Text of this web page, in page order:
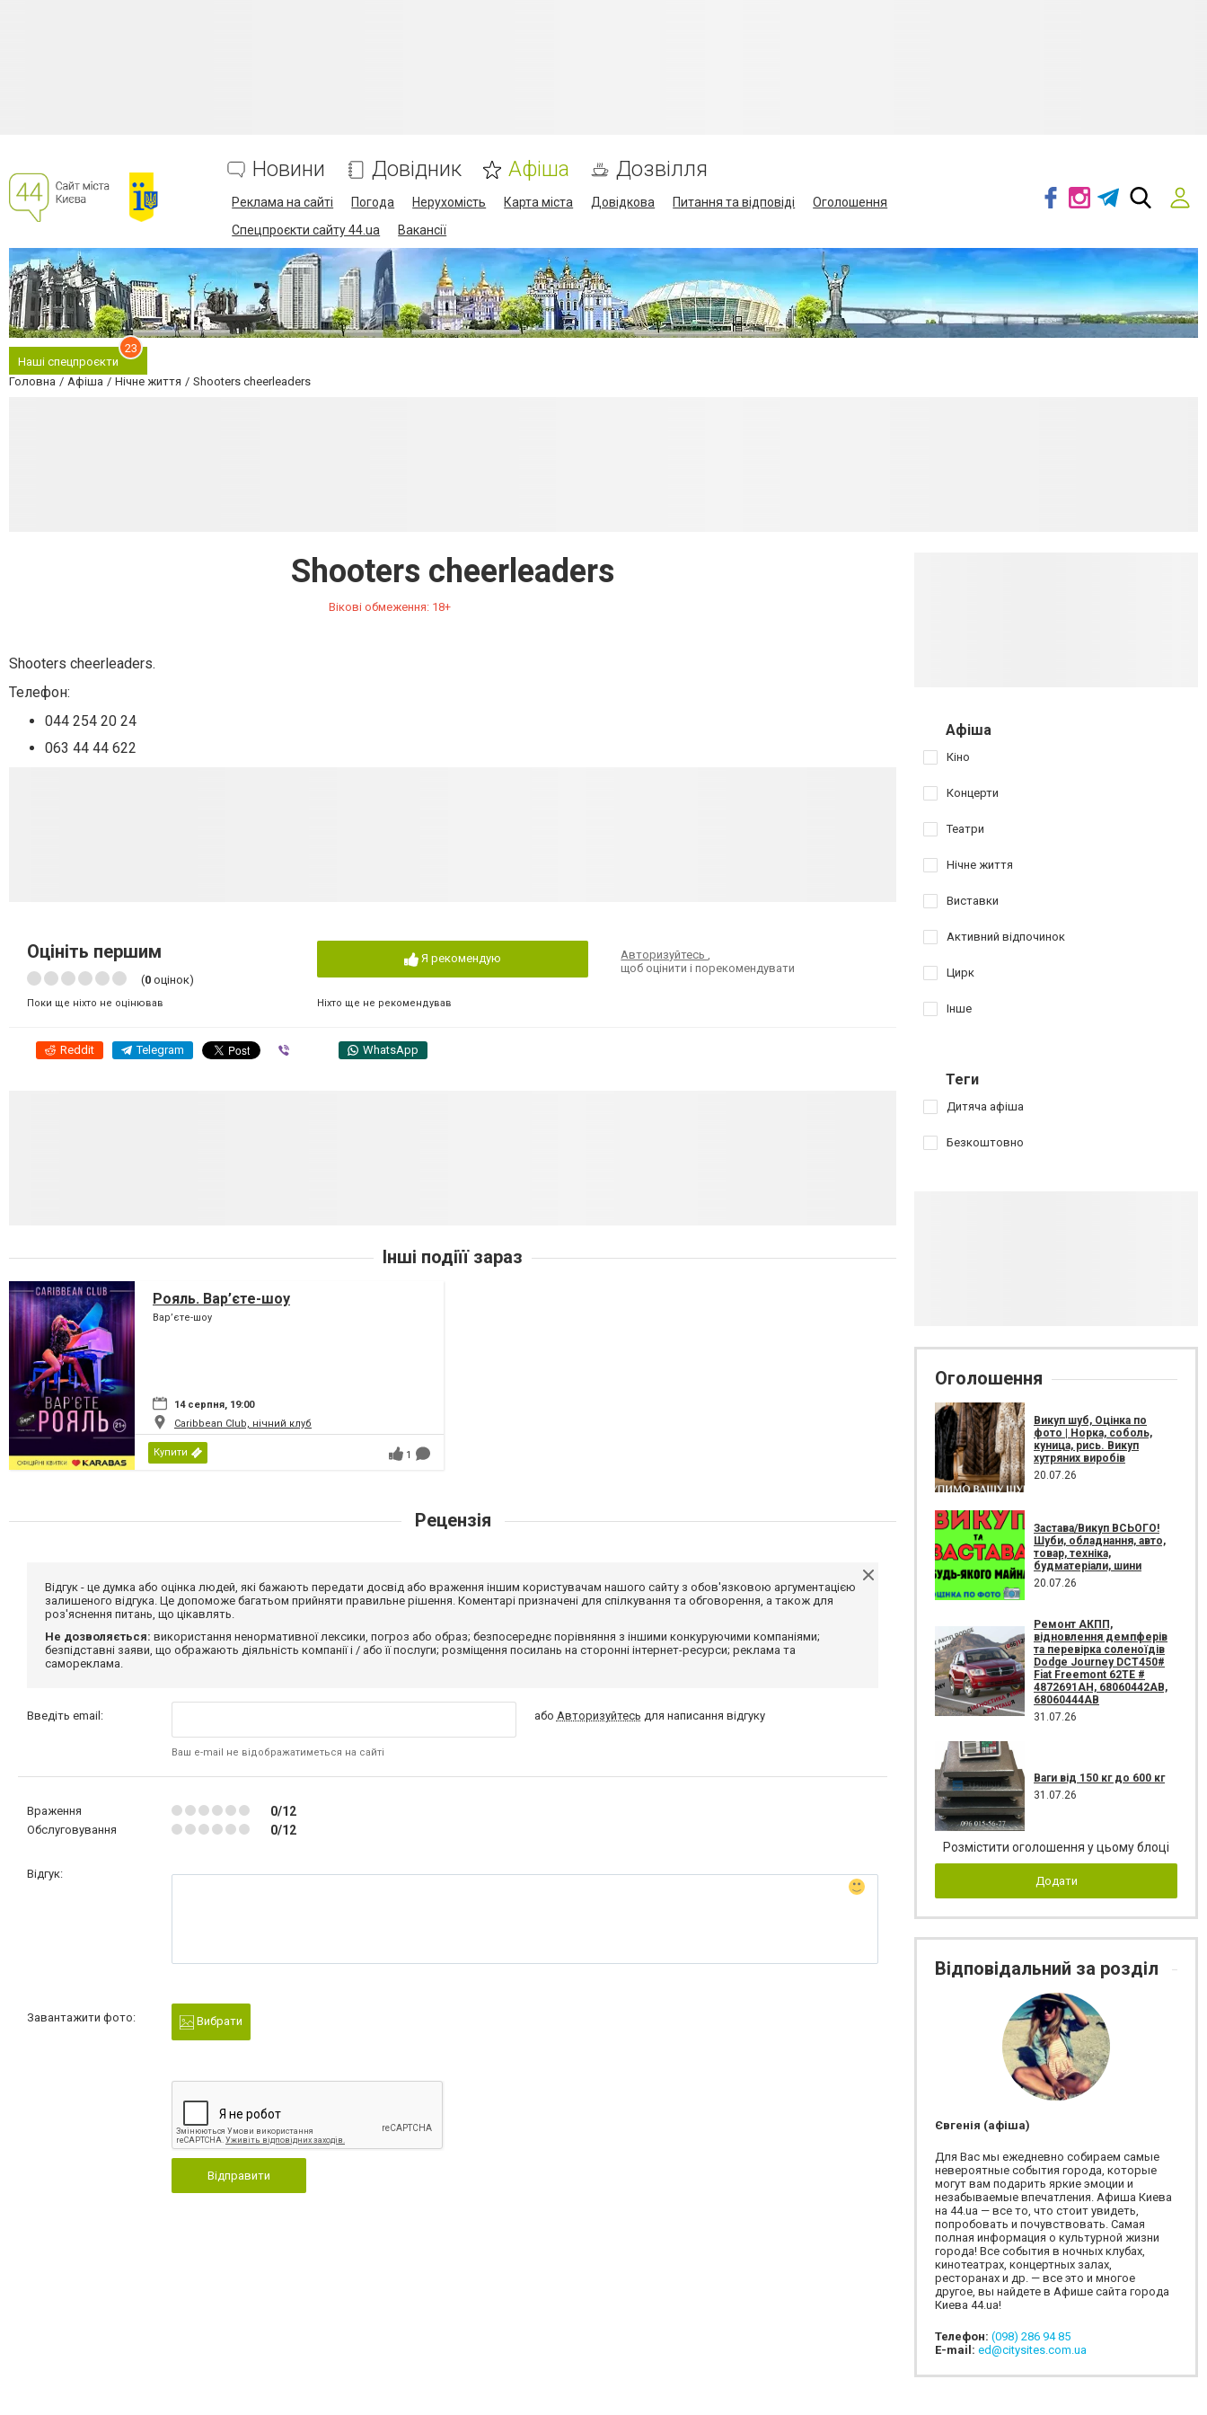
Новини Довідник Афіша Дозвілля
Реклама на сайті Погода Нерухомість Карта міста Довідкова Питання та відповіді
Оголошення
Спецпроєкти сайту 44.ua
Вакансії
Наші спецпроєкти
23
Головна Афіша Нічне життя Shooters cheerleaders
Shooters cheerleaders
Вікові обмеження: 18+
Shooters cheerleaders.
Телефон:
044 254 20 24
063 44 44 622
Оцініть першим
(0 оцінок)
Поки ще ніхто не оцінював
Я рекомендую
Ніхто ще не рекомендував
Авторизуйтесь,
щоб оцінити і порекомендувати
Reddit Telegram WhatsApp
Інші подіїї зараз
Рояль. Вар’єте-шоу
Вар’єте-шоу
14 серпня, 19:00
Caribbean Club, нічний клуб
Купити 1
Рецензія
Відгук - це думка або оцінка людей, які бажають передати досвід або враження іншим користувачам нашого сайту з обов'язковою аргументацією
залишеного відгука. Це допоможе багатьом прийняти правильне рішення. Коментарі призначені для спілкування та обговорення, а також для
роз'яснення питань, що цікавлять.
Не дозволяється: використання ненормативної лексики, погроз або образ; безпосереднє порівняння з іншими конкуруючими компаніями;
безпідставні заяви, що ображають діяльність компанії і / або її послуги; розміщення посилань на сторонні інтернет-ресурси; реклама та
самореклама.
Введіть email:
Ваш e-mail не відображатиметься на сайті
або Авторизуйтесь для написання відгуку
Враження 0/12
Обслуговування 0/12
Відгук:
Завантажити фото: Вибрати
Відправити
Афіша
Кіно
Концерти
Театри
Нічне життя
Виставки
Активний відпочинок
Цирк
Інше
Теги
Дитяча афіша
Безкоштовно
Оголошення
Викуп шуб, Оцінка по
фото | Норка, соболь,
куница, рись. Викуп
хутряних виробів
20.07.26
Застава/Викуп ВСЬОГО!
Шуби, обладнання, авто,
товар, техніка,
будматеріали, шини
20.07.26
Ремонт АКПП,
відновлення демпферів
та перевірка соленоїдів
Dodge Journey DCT450#
Fiat Freemont 62TE #
4872691AH, 68060442AB,
68060444AB
31.07.26
Ваги від 150 кг до 600 кг
31.07.26
Розмістити оголошення у цьому блоці
Додати
Відповідальний за розділ
Євгенія (афіша)
Для Вас мы ежедневно собираем самые
невероятные события города, которые
могут вам подарить яркие эмоции и
незабываемые впечатления. Афиша Киева
на 44.ua — все то, что стоит увидеть,
попробовать и почувствовать. Самая
полная информация о культурной жизни
города! Все события в ночных клубах,
кинотеатрах, концертных залах,
ресторанах и др. — все это и многое
другое, вы найдете в Афише сайта города
Киева 44.ua!
Телефон: (098) 286 94 85
E-mail: ed@citysites.com.ua